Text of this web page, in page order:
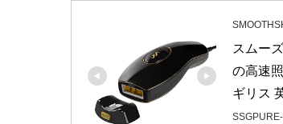
スムー
の高速
ギリス